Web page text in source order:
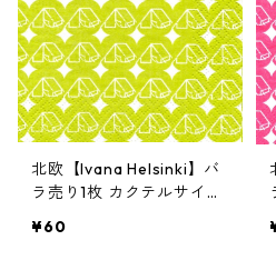
北欧【Ivana Helsinki】バ
ラ売り1枚 カクテルサイズ
G ライムグリーン フィン
¥60